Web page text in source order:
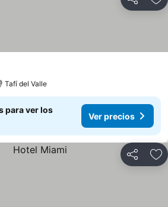
Compartir
precios
Tafí del Valle
para ver los
Ver precios
Compartir